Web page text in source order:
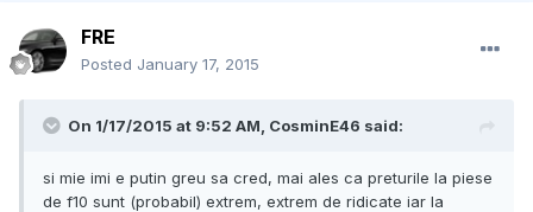
FRE
Posted January 17, 2015
On 1/17/2015 at 9:52 AM, CosminE46 said:
si mie imi e putin greu sa cred, mai ales ca preturile la piese
de f10 sunt (probabil) extrem, extrem de ridicate iar la